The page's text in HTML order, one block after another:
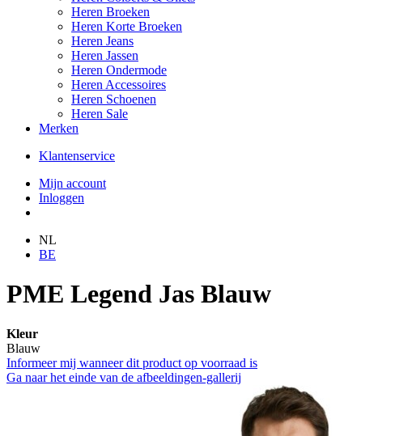
Heren Broeken
Heren Korte Broeken
Heren Jeans
Heren Jassen
Heren Ondermode
Heren Accessoires
Heren Schoenen
Heren Sale
Merken
Klantenservice
Mijn account
Inloggen
NL
BE
PME Legend Jas Blauw
Kleur
Blauw
Informeer mij wanneer dit product op voorraad is
Ga naar het einde van de afbeeldingen-gallerij